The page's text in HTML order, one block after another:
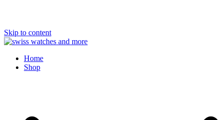
Skip to content
Swiss Watches and More
Home
Shop